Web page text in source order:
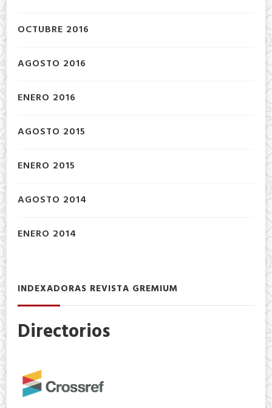
OCTUBRE 2016
AGOSTO 2016
ENERO 2016
AGOSTO 2015
ENERO 2015
AGOSTO 2014
ENERO 2014
INDEXADORAS REVISTA GREMIUM
Directorios